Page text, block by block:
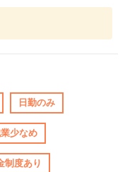
日勤のみ
少なめ
制度あり